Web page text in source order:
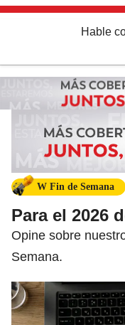
Hable
W Fin de Semana
Para el 2026
Opine sobre
Semana.